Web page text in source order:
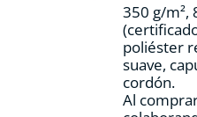
350 g/m²,
poliéster
suave,
cordón.
Al